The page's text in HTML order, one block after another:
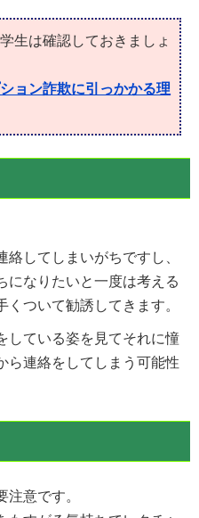
生は確認しておきましょ
ョン詐欺に引っかかる理
してしまいがちですし、
になりたいと一度は考える
ついて勧誘してきます。
している姿を見てそれに憧
ら連絡をしてしまう可能性
意です。